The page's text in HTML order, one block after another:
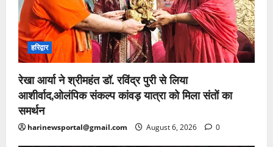
हरिद्वार
रेखा आर्या ने श्रीमहंत डॉ. रविंद्र पुरी से लिया
आशीर्वाद,ओलंपिक संकल्प कांवड़ यात्रा को मिला संतों का
समर्थन
harinewsportal@gmail.com August 6, 2026 0